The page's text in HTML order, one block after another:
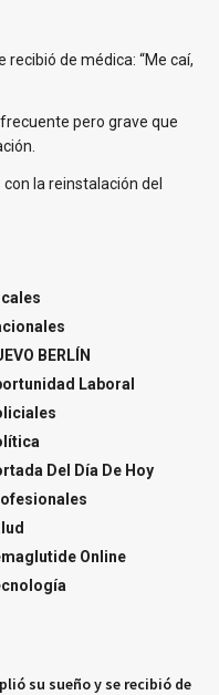
recibió de médica: “Me caí,
pero grave que
la reinstalación del
BERLÍN
Laboral
Del Día De Hoy
Online
su sueño y se recibió de